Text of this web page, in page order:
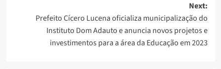
Next:
Prefeito Cícero Lucena oficializa municipalização do
Instituto Dom Adauto e anuncia novos projetos e
investimentos para a área da Educação em 2023